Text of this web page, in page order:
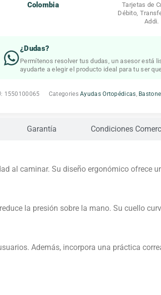
Colombia
Tarjetas de
Débito,
Addi.
¿Dudas?
Permítenos resolver tus dudas, un asesor está
ayudarte a elegir el producto ideal para tu ser
1550100065 Categories Ayudas Ortopédicas,
Garantía Condiciones
al caminar. Su diseño ergonómico ofrece
la presión sobre la mano. Su cuello
Además, incorpora una práctica